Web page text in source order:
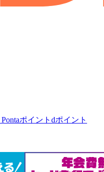
Pontaポイント dポイント